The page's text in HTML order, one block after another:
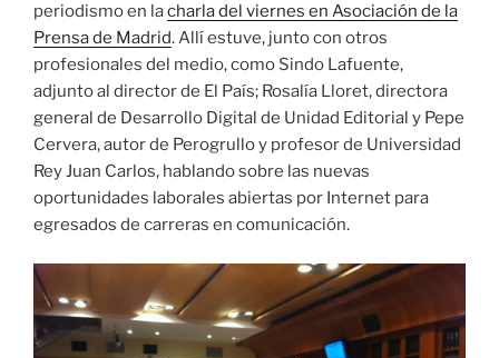
periodismo en lacharla del viernes en Asociación de la
Prensa de Madrid. Allí estuve, junto con otros
profesionales del medio, como Sindo Lafuente,
adjunto al director de El País; Rosalía Lloret, directora
general de Desarrollo Digital de Unidad Editorial y Pepe
Cervera, autor de Perogrullo y profesor de Universidad
Rey Juan Carlos, hablando sobre las nuevas
oportunidades laborales abiertas por Internet para
egresados de carreras en comunicación.